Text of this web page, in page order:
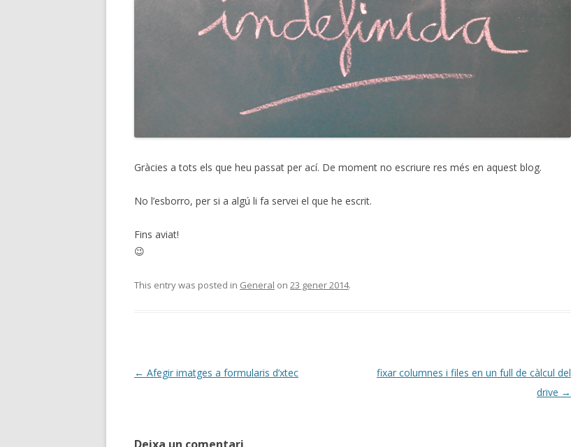
Gràcies a tots els que heu passat per ací. De moment no escriure res més en aquest blog.
No l’esborro, per si a algú li fa servei el que he escrit.
Fins aviat!
😉
This entry was posted in General on 23 gener 2014.
Post
← Afegir imatges a formularis d’xtec
fixar columnes i files en un full de càlcul del
drive →